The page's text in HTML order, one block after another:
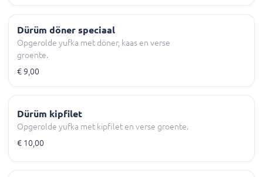
Dürüm döner speciaal
Opgerolde yufka met döner, kaas en verse
groente.
€ 9,00
Dürüm kipfilet
Opgerolde yufka met kipfilet en verse groente.
€ 10,00